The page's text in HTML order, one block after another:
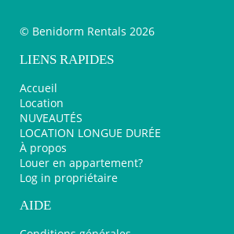
© Benidorm Rentals 2026
LIENS RAPIDES
Accueil
Location
NUVEAUTÉS
LOCATION LONGUE DURÉE
À propos
Louer en appartement?
Log in propriétaire
AIDE